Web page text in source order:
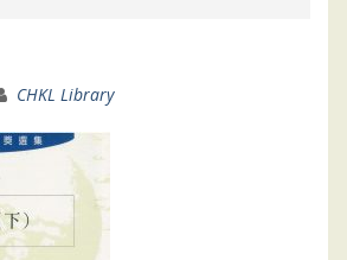
CHKL Library